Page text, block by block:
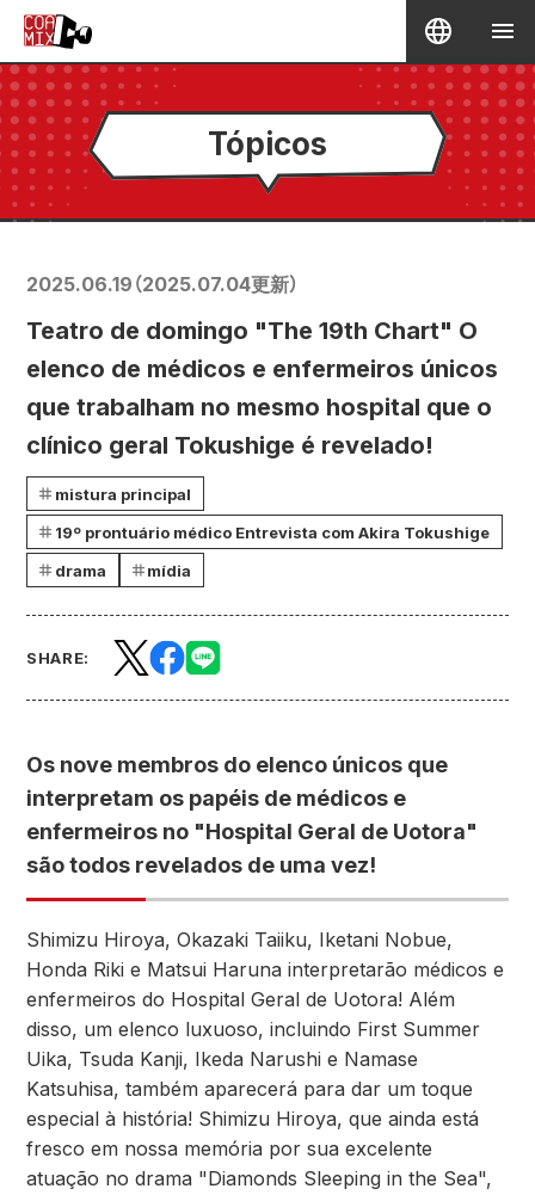
Tópicos
2025.06.19 （2025.07.04更新）
Teatro de domingo "The 19th Chart" O
elenco de médicos e enfermeiros únicos
que trabalham no mesmo hospital que o
clínico geral Tokushige é revelado!
mistura principal
19º prontuário médico Entrevista com Akira Tokushige
drama
mídia
SHARE:
Os nove membros do elenco únicos que
interpretam os papéis de médicos e
enfermeiros no "Hospital Geral de Uotora"
são todos revelados de uma vez!
Shimizu Hiroya, Okazaki Taiiku, Iketani Nobue,
Honda Riki e Matsui Haruna interpretarão médicos e
enfermeiros do Hospital Geral de Uotora! Além
disso, um elenco luxuoso, incluindo First Summer
Uika, Tsuda Kanji, Ikeda Narushi e Namase
Katsuhisa, também aparecerá para dar um toque
especial à história! Shimizu Hiroya, que ainda está
fresco em nossa memória por sua excelente
atuação no drama "Diamonds Sleeping in the Sea",